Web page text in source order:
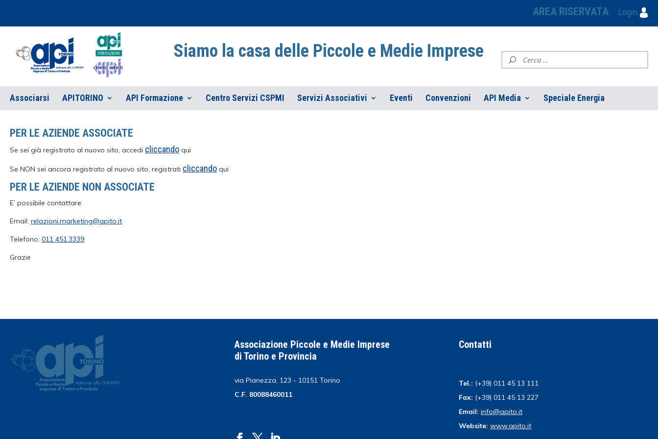
AREA RISERVATA Login
Siamo la casa delle Piccole e Medie Imprese
Associarsi APITORINO API Formazione Centro Servizi CSPMI Servizi Associativi Eventi Convenzioni API Media Speciale Energia
PER LE AZIENDE ASSOCIATE
Se sei già registrato al nuovo sito, accedi cliccando qui
Se NON sei ancora registrato al nuovo sito, registrati cliccando qui
PER LE AZIENDE NON ASSOCIATE
E’ possibile contattare:
Email: relazioni.marketing@apito.it
Telefono: 011 451.3339
Grazie
Associazione Piccole e Medie Imprese
di Torino e Provincia
via Pianezza, 123 - 10151 Torino
C.F. 80088460011
Contatti
Tel.: (+39) 011 45 13 111
Fax: (+39) 011 45 13 227
Email: info@apito.it
Website: www.apito.it